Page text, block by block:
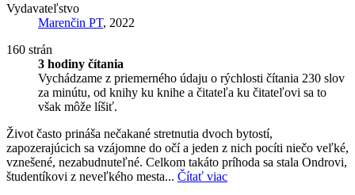
Vydavateľstvo
Marenčin PT, 2022
160 strán
3 hodiny čítania
Vychádzame z priemerného údaju o rýchlosti čítania 230 slov
za minútu, od knihy ku knihe a čitateľa ku čitateľovi sa to
však môže líšiť.
Život často prináša nečakané stretnutia dvoch bytostí,
zapozerajúcich sa vzájomne do očí a jeden z nich pocíti niečo veľké,
vznešené, nezabudnuteľné. Celkom takáto príhoda sa stala Ondrovi,
študentíkovi z neveľkého mesta... Čítať viac